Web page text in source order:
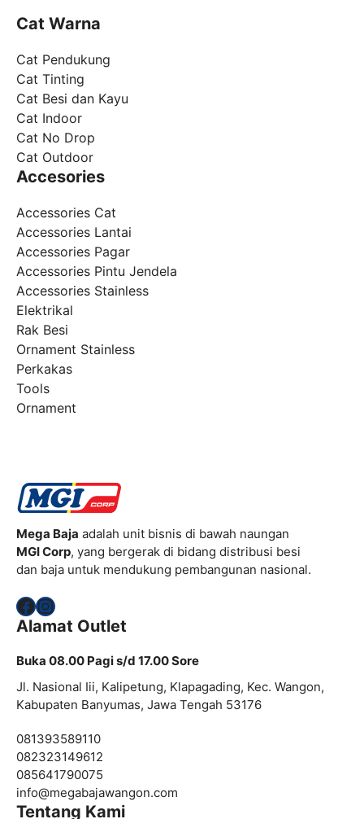
Cat Warna
Cat Pendukung
Cat Tinting
Cat Besi dan Kayu
Cat Indoor
Cat No Drop
Cat Outdoor
Accesories
Accessories Cat
Accessories Lantai
Accessories Pagar
Accessories Pintu Jendela
Accessories Stainless
Elektrikal
Rak Besi
Ornament Stainless
Perkakas
Tools
Ornament
Mega Baja adalah unit bisnis di bawah naungan
MGI Corp, yang bergerak di bidang distribusi besi
dan baja untuk mendukung pembangunan nasional.
Facebook
Instagram
Alamat Outlet
Buka 08.00 Pagi s/d 17.00 Sore
Jl. Nasional Iii, Kalipetung, Klapagading, Kec. Wangon,
Kabupaten Banyumas, Jawa Tengah 53176
081393589110
082323149612
085641790075
info@megabajawangon.com
Tentang Kami